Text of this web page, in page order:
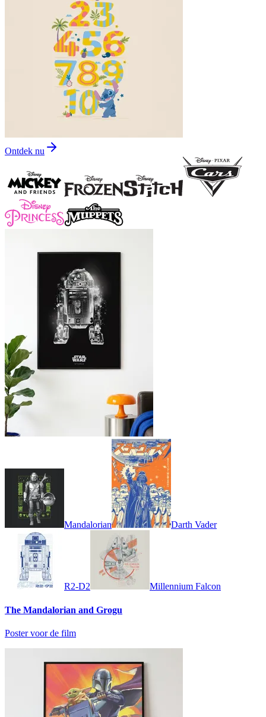
Ontdek nu
Mandalorian Darth Vader
R2-D2 Millennium Falcon
The Mandalorian and Grogu
Poster voor de film